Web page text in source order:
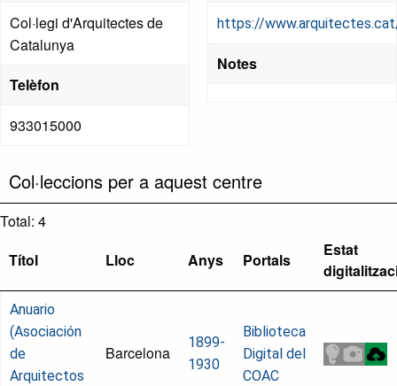
Col·legi d'Arquitectes de
Catalunya
Telèfon
933015000
https://
Notes
Col·leccions per a aquest centre
Total: 4
Títol
Lloc Anys Portals
Estat
Anuario
(Asociación
de
Arquitectos
Barcelona
1899-
1930
Biblioteca
Digital del
COAC